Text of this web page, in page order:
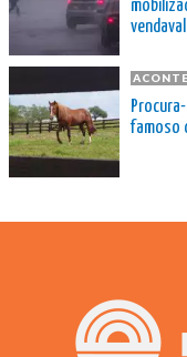
vendaval
famoso